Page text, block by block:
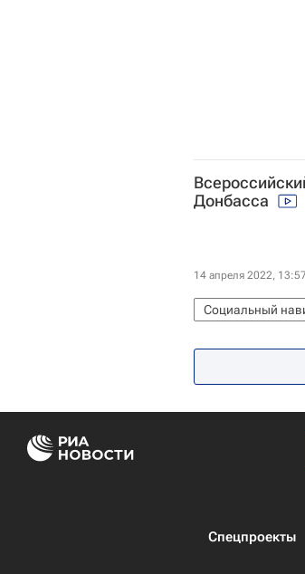
Донбасса
14 апреля 2022, 13:57
Социальный
Спецпроекты